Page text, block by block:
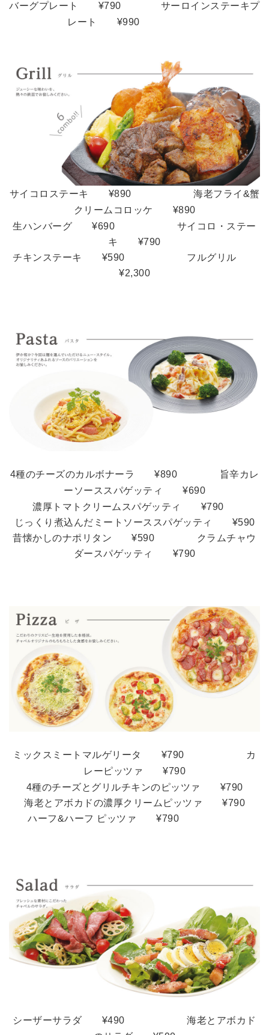
バーグプレート ¥790 サーロインステーキプ
レート ¥990
サイコロステーキ ¥890 海老フライ&蟹
クリームコロッケ ¥890
生ハンバーグ ¥690 サイコロ・ステー
キ ¥790
チキンステーキ ¥590 フルグリル
¥2,300
4種のチーズのカルボナーラ ¥890 旨辛カレ
ーソーススパゲッティ
¥690
濃厚トマトクリームスパゲッティ
¥790
じっくり煮込んだミートソーススパゲッティ ¥590
昔懐かしのナポリタン ¥590
クラムチャウ
ダースパゲッティ ¥790
ミックスミートマルゲリータ ¥790 カ
レーピッツァ ¥790
4種のチーズとグリルチキンのピッツァ ¥790
海老とアボカドの濃厚クリームピッツァ ¥790
ハーフ&ハーフ ピッツァ ¥790
シーザーサラダ ¥490 海老とアボカド